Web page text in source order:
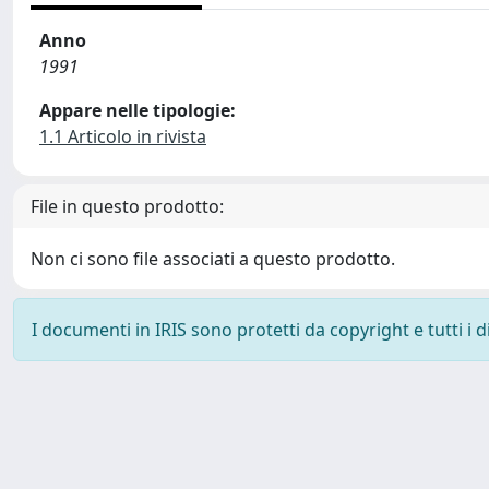
Anno
1991
Appare nelle tipologie:
1.1 Articolo in rivista
File in questo prodotto:
Non ci sono file associati a questo prodotto.
I documenti in IRIS sono protetti da copyright e tutti i